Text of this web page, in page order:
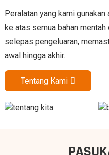
Peralatan yang kami
ke atas semua bahan
selepas pengeluaran,
awal hingga akhir.
Tentang Kami